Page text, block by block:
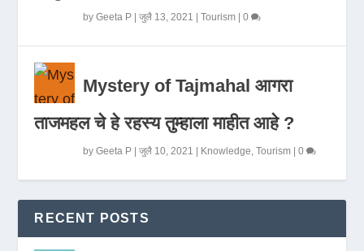
byGeeta P |जुलै 13, 2021 |Tourism |0
Mystery of Tajmahal आगरा
ताजमहल चे हे रहस्य तुम्हाला माहीत आहे ?
byGeeta P |जुलै 10, 2021 | Knowledge ,Tourism |0
RECENT POSTS